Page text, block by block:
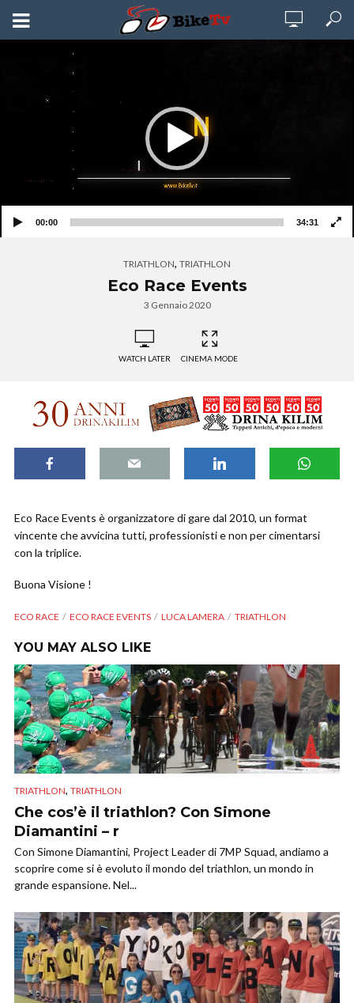
00:00 34:31
TRIATHLON, TRIATHLON
Eco Race Events
3 Gennaio 2020
WATCH LATER CINEMA MODE
Eco Race Events è organizzatore di gare dal 2010, un format
vincente che avvicina tutti, professionisti e non per cimentarsi
con la triplice.
Buona Visione !
ECO RACE ECO RACE EVENTS LUCA LAMERA TRIATHLON
YOU MAY ALSO LIKE
TRIATHLON, TRIATHLON
Che cos’è il triathlon? Con Simone
Diamantini – r
Con Simone Diamantini, Project Leader di 7MP Squad, andiamo a
scoprire come si è evoluto il mondo del triathlon, un mondo in
grande espansione. Nel...